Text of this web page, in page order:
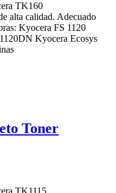
TK160
alta calidad. Adecuado
Kyocera FS 1120
Kyocera Ecosys
Toner
TK1115